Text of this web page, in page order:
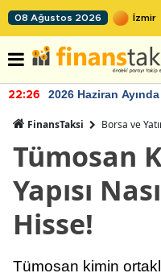
08 Ağustos 2026
22:26 2026 Haziran
FinansTaksi Borsa ve
Tümosan
Yapısı
Hisse!
Tümosan kimin